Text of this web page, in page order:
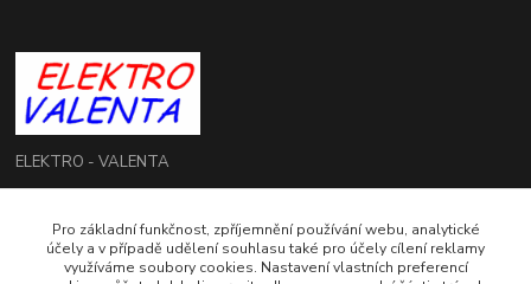
ELEKTRO - VALENTA
+420 774 207 980
Po - Pá: 8.00 - 16.00 hod.
Pro základní funkčnost, zpříjemnění používání webu, analytické
účely a v případě udělení souhlasu také pro účely cílení reklamy
využíváme soubory cookies. Nastavení vlastních preferencí